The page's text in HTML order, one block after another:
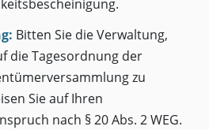
Bitten Sie die Verwaltung,
die Tagesordnung der
zu
Sie auf Ihren
nach § 20 Abs. 2 WEG.